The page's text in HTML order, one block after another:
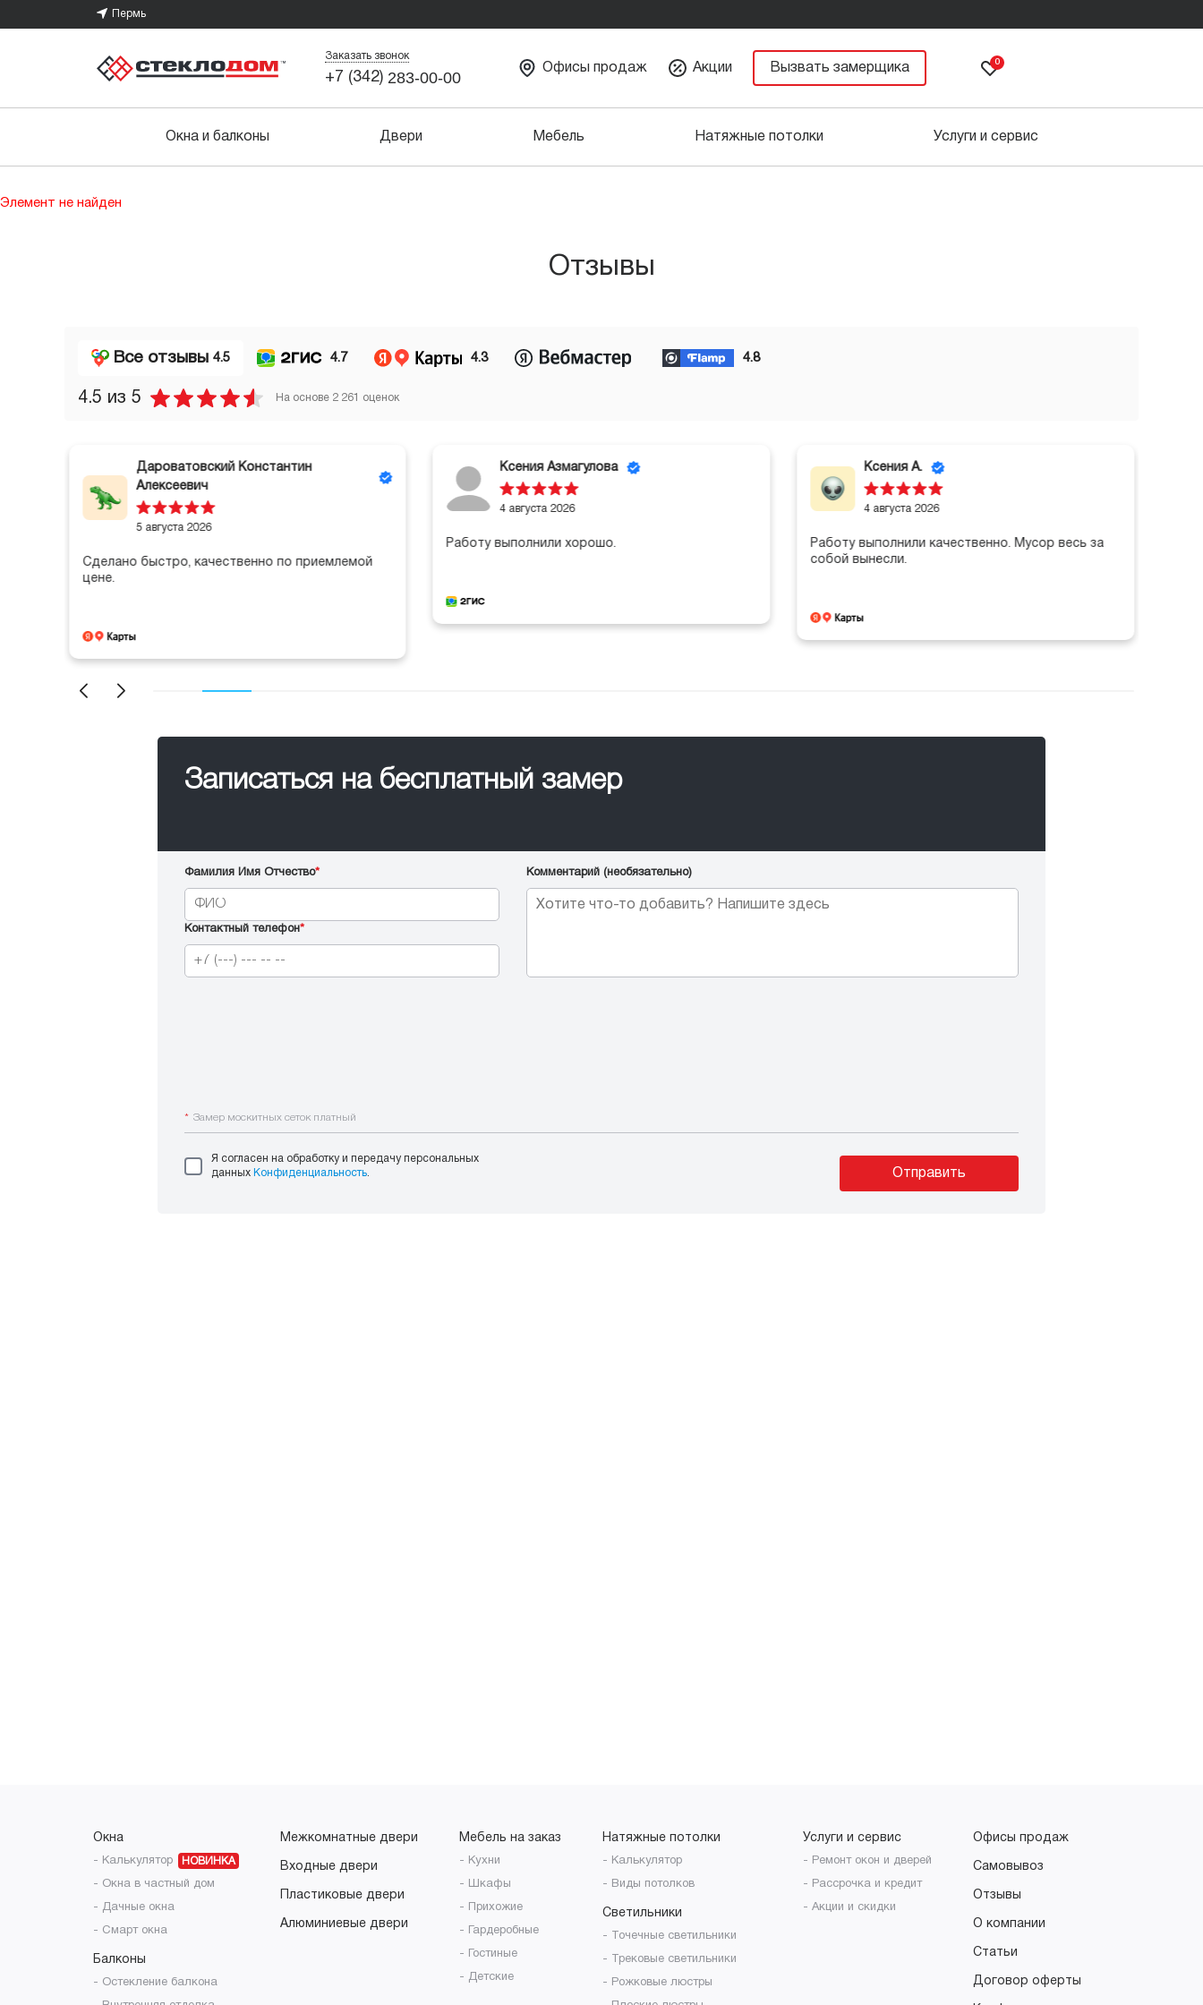
Пермь
Заказать звонок
+7 (342) 283-00-00
Офисы продаж Акции Вызвать замерщика 0
Окна и балконы Двери Мебель Натяжные потолки Услуги и сервис
Элемент не найден
Отзывы
Все отзывы 4.5 4.7 4.3 4.8
4.5 из 5 На основе 2 261 оценок
Дароватовский Константин
Алексеевич
5 августа 2026
Сделано быстро, качественно по приемлемой
цене.
Ксения Азмагулова
4 августа 2026
Работу выполнили хорошо.
Ксения А.
4 августа 2026
Работу выполнили качественно. Мусор весь за
собой вынесли.
Записаться на бесплатный замер
Фамилия Имя Отчество*
Контактный телефон*
Комментарий (необязательно)
* Замер москитных сеток платный
Я согласен на обработку и передачу персональных
данных Конфиденциальность Отправить
Окна
- Калькулятор НОВИНКА
- Окна в частный дом
- Дачные окна
- Смарт окна
Балконы
- Остекление балкона
Межкомнатные двери
Входные двери
Пластиковые двери
Алюминиевые двери
Мебель на заказ
- Кухни
- Шкафы
- Прихожие
- Гардеробные
- Гостиные
- Детские
Натяжные потолки
- Калькулятор
- Виды потолков
Светильники
- Точечные светильники
- Трековые светильники
- Рожковые люстры
Услуги и сервис
- Ремонт окон и дверей
- Рассрочка и кредит
- Акции и скидки
Офисы продаж
Самовывоз
Отзывы
О компании
Статьи
Договор оферты